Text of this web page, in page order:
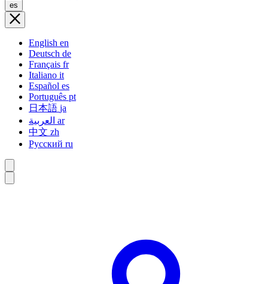
es
English en
Deutsch de
Français fr
Italiano it
Español es
Português pt
日本語 ja
ar
中文 zh
Русский ru